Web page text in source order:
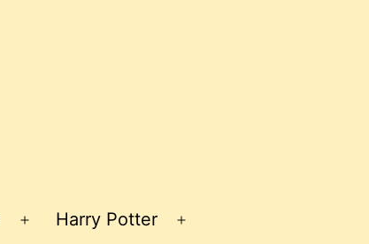
Rozwiń
Harry Potter